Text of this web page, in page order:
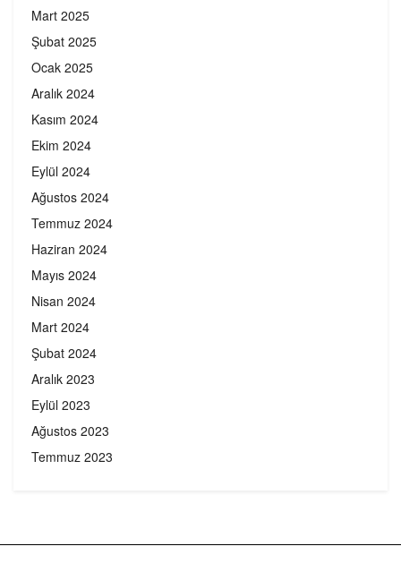
Mart 2025
Şubat 2025
Ocak 2025
Aralık 2024
Kasım 2024
Ekim 2024
Eylül 2024
Ağustos 2024
Temmuz 2024
Haziran 2024
Mayıs 2024
Nisan 2024
Mart 2024
Şubat 2024
Aralık 2023
Eylül 2023
Ağustos 2023
Temmuz 2023